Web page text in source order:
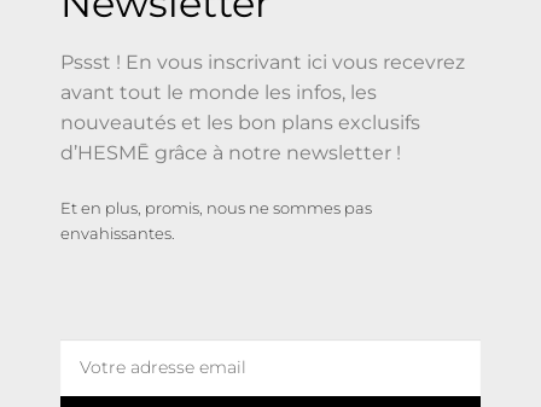
Pssst ! En vous inscrivant ici vous recevrez
avant tout le monde les infos, les
nouveautés et les bon plans exclusifs
d’HESMĒ grâce à notre newsletter !
Et en plus, promis, nous ne sommes pas
envahissantes.